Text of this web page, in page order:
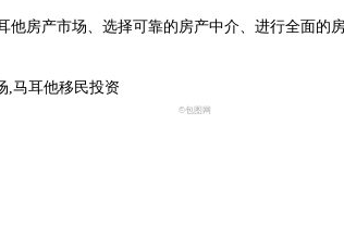
产市场、选择可靠的房产中介、进行全面的
网